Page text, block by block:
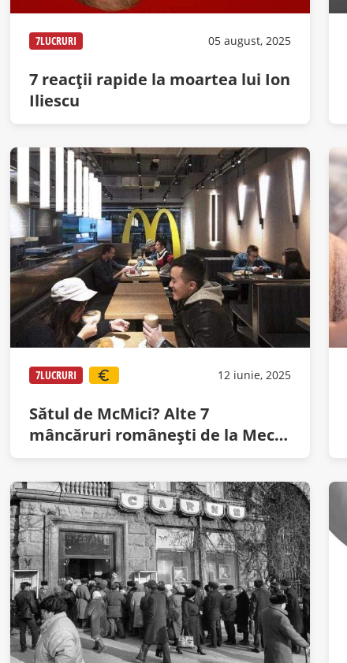
7LUCRURI 05 august, 2025
7 reacții rapide la moartea lui Ion
Iliescu
7LUCRURI 12 iunie, 2025
Sătul de McMici? Alte 7
mâncăruri româneşti de la Mec
pe care trebuie să le încerci